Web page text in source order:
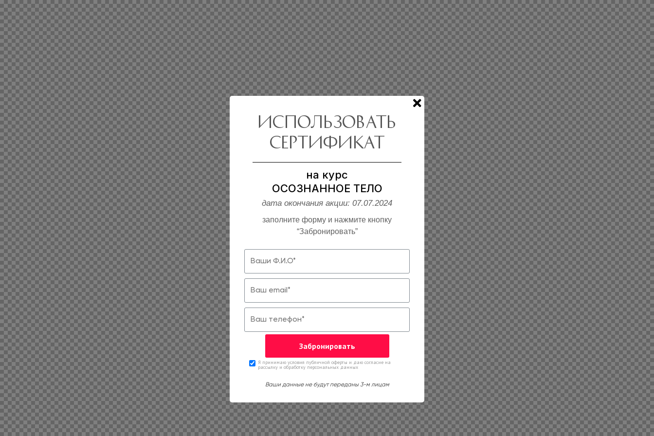
ИСПОЛЬЗОВАТЬ
сертификат
на курс
ОСОЗНАННОЕ ТЕЛО
дата окончания акции: 07.07.2024
заполните форму и нажмите кнопку
“Забронировать”
Я принимаю условия публичной оферты и даю согласие на
рассылку и обработку персональных данных
Ваши данные не будут переданы 3-м лицам